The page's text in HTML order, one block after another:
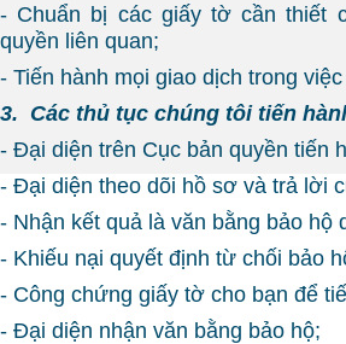
- Chuẩn bị các giấy tờ cần thiết
quyền liên quan;
- Tiến hành mọi giao dịch trong
3. Các thủ tục chúng tôi tiến
- Đại diện trên Cục bản quyền tiến
- Đại diện theo dõi hồ sơ và trả lời
- Nhận kết quả là văn bằng bảo hộ
- Khiếu nại quyết định từ chối bảo
- Công chứng giấy tờ cho bạn để
- Đại diện nhận văn bằng bảo hộ;